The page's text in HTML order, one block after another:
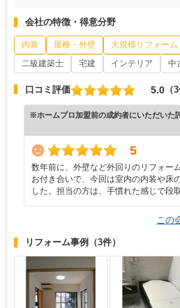
会社の特徴・得意分野
内装 屋根・外壁 大規模リフォーム
二級建築士
宅建 インテリア 中
口コミ評価 5.0 （
※ホームプロ加盟前の成約者にいただいた
5
数年前に、外壁など外回りのリフォー
お付き合いで、今回は室内の内装や床
した。担当の方は、手慣れた感じで段
この
リフォーム事例 （3件）